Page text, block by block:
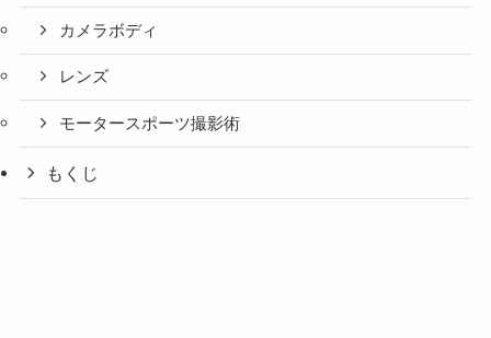
カメラボディ
レンズ
モータースポーツ撮影術
もくじ